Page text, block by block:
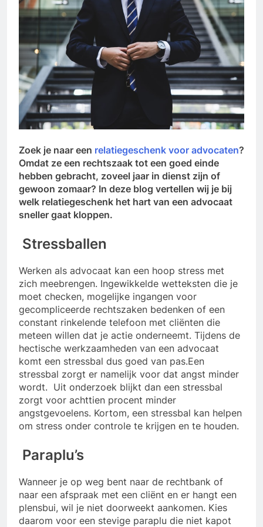
Zoek je naar een relatiegeschenk voor advocaten?
Omdat ze een rechtszaak tot een goed einde
hebben gebracht, zoveel jaar in dienst zijn of
gewoon zomaar? In deze blog vertellen wij je bij
welk relatiegeschenk het hart van een advocaat
sneller gaat kloppen.
Stressballen
Werken als advocaat kan een hoop stress met
zich meebrengen. Ingewikkelde wetteksten die je
moet checken, mogelijke ingangen voor
gecompliceerde rechtszaken bedenken of een
constant rinkelende telefoon met cliënten die
meteen willen dat je actie onderneemt. Tijdens de
hectische werkzaamheden van een advocaat
komt een stressbal dus goed van pas.Een
stressbal zorgt er namelijk voor dat angst minder
wordt. Uit onderzoek blijkt dan een stressbal
zorgt voor achttien procent minder
angstgevoelens. Kortom, een stressbal kan helpen
om stress onder controle te krijgen en te houden.
Paraplu’s
Wanneer je op weg bent naar de rechtbank of
naar een afspraak met een cliënt en er hangt een
plensbui, wil je niet doorweekt aankomen. Kies
daarom voor een stevige paraplu die niet kapot